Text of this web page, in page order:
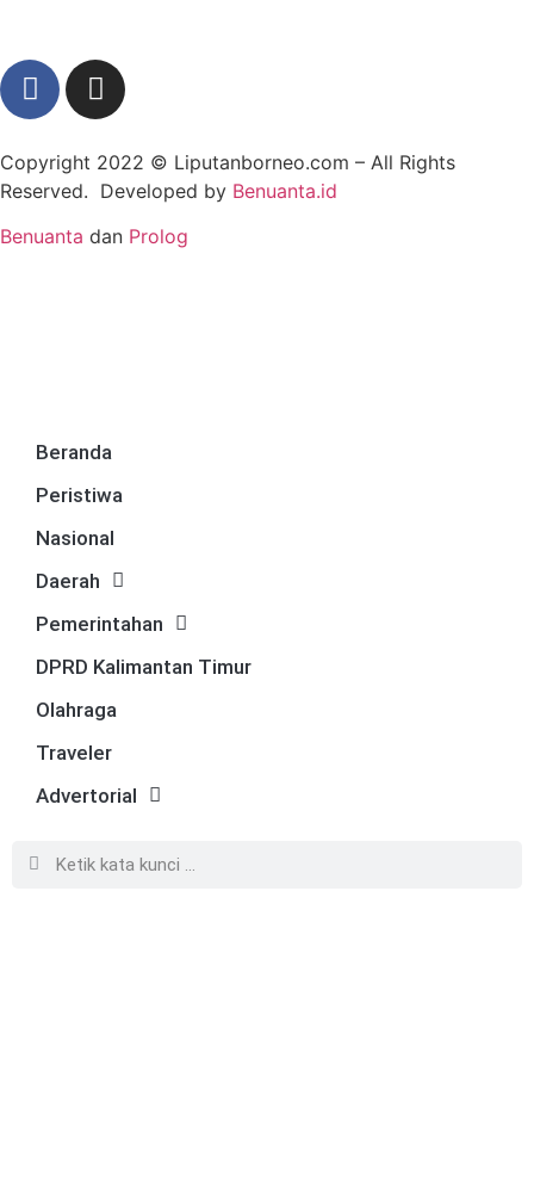
Copyright 2022 © Liputanborneo.com – All Rights
Reserved. Developed by Benuanta.id
Benuanta dan Prolog
Beranda
Peristiwa
Nasional
Daerah
Pemerintahan
DPRD Kalimantan Timur
Olahraga
Traveler
Advertorial